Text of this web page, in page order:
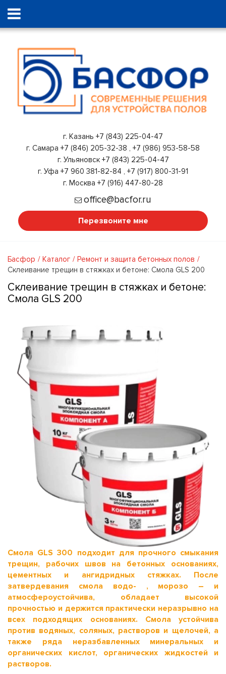
г. Казань +7 (843) 225-04-47
г. Самара +7 (846) 205-32-38 , +7 (986) 953-58-58
г. Ульяновск +7 (843) 225-04-47
г. Уфа +7 960 381-82-84 , +7 (917) 800-31-91
г. Москва +7 (916) 447-80-28
office@bacfor.ru
Перезвоните мне
Басфор Каталог
Ремонт и защита бетонных полов
Склеивание трещин в стяжках и бетоне: Смола GLS 200
Склеивание трещин в стяжках и бетоне:
Смола GLS 200
Смола GLS 300 подходит для прочного смыкания
трещин, рабочих швов на бетонных основаниях,
цементных и ангидридных стяжках. После
затвердевания смола водо- , морозо – и
атмосфероустойчива, обладает высокой
прочностью и держится практически неразрывно на
всех подходящих основаниях. Смола устойчива
против водяных, соляных, растворов и щелочей, а
также ряда неразбавленных минеральных и
органических кислот, органических жидкостей и
растворов.